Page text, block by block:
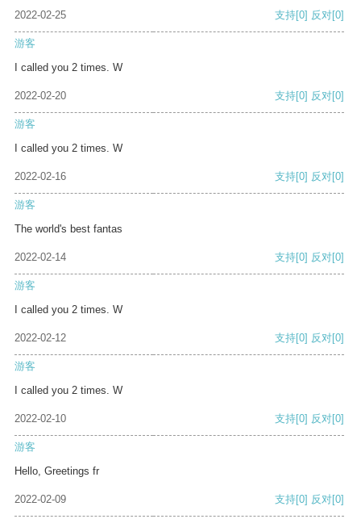
2022-02-25 支持[0] 反对[0]
游客
I called you 2 times. W
2022-02-20 支持[0] 反对[0]
游客
I called you 2 times. W
2022-02-16 支持[0] 反对[0]
游客
The world's best fantas
2022-02-14 支持[0] 反对[0]
游客
I called you 2 times. W
2022-02-12 支持[0] 反对[0]
游客
I called you 2 times. W
2022-02-10 支持[0] 反对[0]
游客
Hello, Greetings fr
2022-02-09 支持[0] 反对[0]